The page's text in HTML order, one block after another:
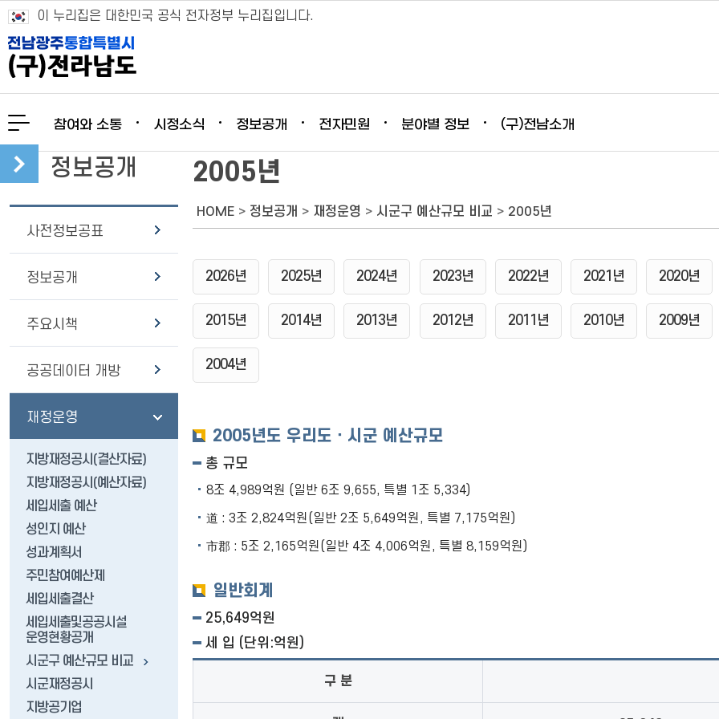
이 누리집은 대한민국 공식 전자정부 누리집입니다.
참여와 소통 시정소식 정보공개 전자민원 분야별 정보 (구)전남소개
정보공개
사전정보공표
정보공개
주요시책
공공데이터 개방
재정운영
지방재정공시(결산자료)
지방재정공시(예산자료)
세입세출 예산
성인지 예산
성과계획서
주민참여예산제
세입세출결산
세입세출및공공시설
운영현황공개
시군구 예산규모 비교
시군재정공시
지방공기업
2005년
HOME > 정보공개 > 재정운영 > 시군구 예산규모 비교 > 2005년
2026년 2025년 2024년 2023년 2022년 2021년 2020년
2015년 2014년 2013년 2012년 2011년 2010년 2009년
2004년
2005년도 우리도ㆍ시군 예산규모
총 규모
8조 4,989억원 (일반 6조 9,655, 특별 1조 5,334)
道 : 3조 2,824억원(일반 2조 5,649억원, 특별 7,175억원)
市郡 : 5조 2,165억원(일반 4조 4,006억원, 특별 8,159억원)
일반회계
25,649억원
세 입 (단위:억원)
구 분